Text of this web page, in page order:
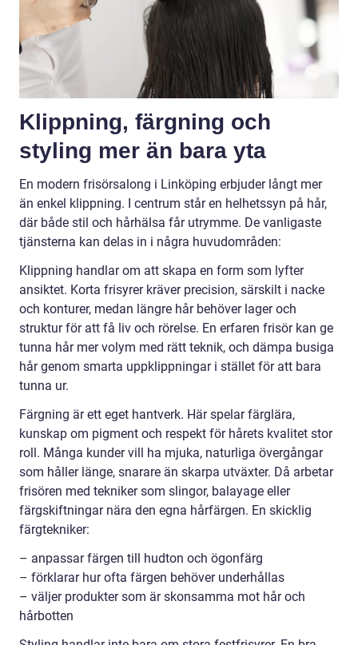
Klippning, färgning och
styling mer än bara yta
En modern frisörsalong i Linköping erbjuder långt mer
än enkel klippning. I centrum står en helhetssyn på hår,
där både stil och hårhälsa får utrymme. De vanligaste
tjänsterna kan delas in i några huvudområden:
Klippning handlar om att skapa en form som lyfter
ansiktet. Korta frisyrer kräver precision, särskilt i nacke
och konturer, medan längre hår behöver lager och
struktur för att få liv och rörelse. En erfaren frisör kan ge
tunna hår mer volym med rätt teknik, och dämpa busiga
hår genom smarta uppklippningar i stället för att bara
tunna ur.
Färgning är ett eget hantverk. Här spelar färglära,
kunskap om pigment och respekt för hårets kvalitet stor
roll. Många kunder vill ha mjuka, naturliga övergångar
som håller länge, snarare än skarpa utväxter. Då arbetar
frisören med tekniker som slingor, balayage eller
färgskiftningar nära den egna hårfärgen. En skicklig
färgtekniker:
– anpassar färgen till hudton och ögonfärg
– förklarar hur ofta färgen behöver underhållas
– väljer produkter som är skonsamma mot hår och
hårbotten